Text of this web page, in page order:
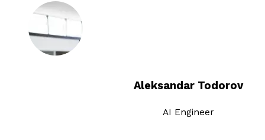
Aleksandar Todorov
AI Engineer